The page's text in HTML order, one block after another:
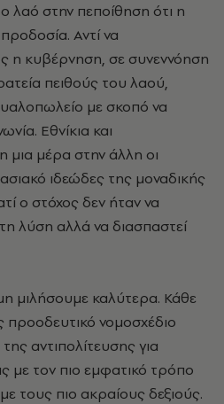
λαό στην πεποίθηση ότι η
Αντί να
η κυβέρνηση, σε συνεννόηση
πειθούς του λαού,
με σκοπό να
Εθνίκια και
μια μέρα στην άλλη οι
ιδεώδες της μοναδικής
ο στόχος δεν ήταν να
λύση αλλά να διασπαστεί
μιλήσουμε καλύτερα. Κάθε
νομοσχέδιο
αντιπολίτευσης για
με τον πιο εμφατικό τρόπο
τους πιο ακραίους δεξιούς.